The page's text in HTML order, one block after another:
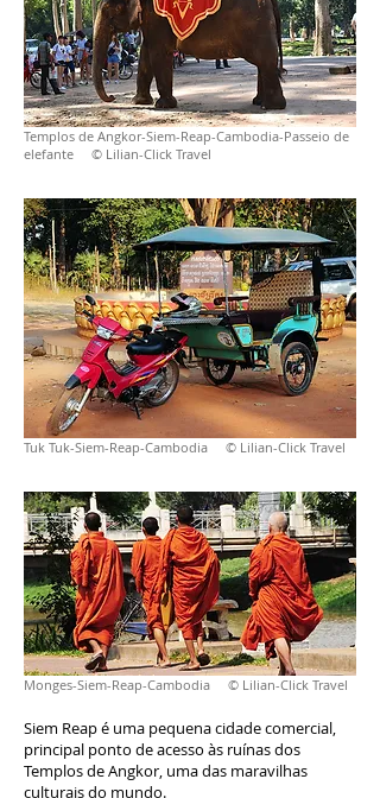
Templos de Angkor-Siem-Reap-Cambodia-Passeio de
elefante © Lilian-Click Travel
Tuk Tuk-Siem-Reap-Cambodia © Lilian-Click Travel
Monges-Siem-Reap-Cambodia © Lilian-Click Travel
Siem Reap é uma pequena cidade comercial,
principal ponto de acesso às ruínas dos
Templos de Angkor, uma das maravilhas
culturais do mundo.